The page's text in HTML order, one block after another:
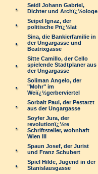
Seidl Johann Gabriel,
Dichter und Archï¿½ologe
Seipel Ignaz, der
politische Prï¿½lat
Sina, die Bankierfamilie in
der Ungargasse und
Beatrixgasse
Sitte Camillo, der Cello
spielende Stadtplaner aus
der Ungargasse
Soliman Angelo, der
"Mohr" im
Weiï¿½gerberviertel
Sorbait Paul, der Pestarzt
aus der Ungargasse
Soyfer Jura, der
revolutionï¿½re
Schriftsteller, wohnhaft
Wien III
Spaun Josef, der Jurist
und Franz Schubert
Spiel Hilde, Jugend in der
Stanislausgasse